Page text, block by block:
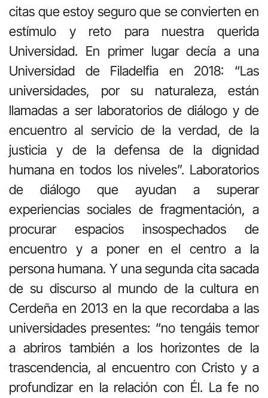
citas que estoy seguro que se convierten en
estímulo y reto para nuestra querida
Universidad. En primer lugar decía a una
Universidad de Filadelfia en 2018: “Las
universidades, por su naturaleza, están
llamadas a ser laboratorios de diálogo y de
encuentro al servicio de la verdad, de la
justicia y de la defensa de la dignidad
humana en todos los niveles”. Laboratorios
de diálogo que ayudan a superar
experiencias sociales de fragmentación, a
procurar espacios insospechados de
encuentro y a poner en el centro a la
persona humana. Y una segunda cita sacada
de su discurso al mundo de la cultura en
Cerdeña en 2013 en la que recordaba a las
universidades presentes: “no tengáis temor
a abriros también a los horizontes de la
trascendencia, al encuentro con Cristo y a
profundizar en la relación con Él. La fe no